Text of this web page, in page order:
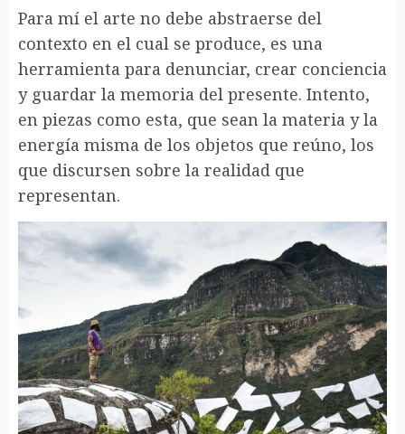
Para mí el arte no debe abstraerse del
contexto en el cual se produce, es una
herramienta para denunciar, crear conciencia
y guardar la memoria del presente. Intento,
en piezas como esta, que sean la materia y la
energía misma de los objetos que reúno, los
que discursen sobre la realidad que
representan.